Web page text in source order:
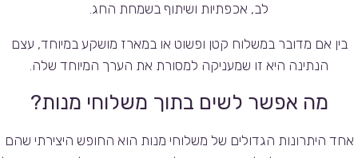
לב, אכפתיות ושיתוף בשמחת החג.
בין אם מדובר במשלוח קטן ופשוט או במארז מושקע במיוחד, עצם
הנתינה היא זו שמעניקה למסורת את הערך המיוחד שלה.
מה אפשר לשים בתוך משלוחי מנות?
אחד היתרונות הגדולים של משלוחי מנות הוא החופש היצירתי שהם